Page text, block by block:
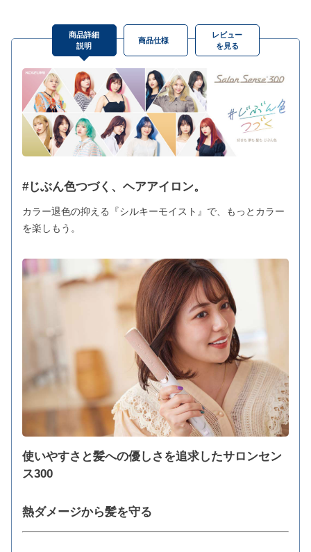
商品詳細
説明
#じぶん色つづく、ヘアアイロン。
カラー退色の抑える『シルキーモイスト』で、もっとカラー
を楽しもう。
使いやすさと髪への優しさを追求したサロンセン
ス300
熱ダメージから髪を守る
商品仕様
レビュー
を見る